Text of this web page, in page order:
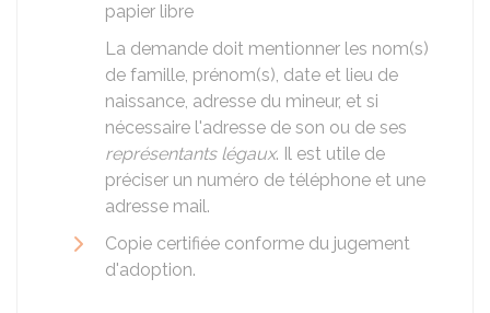
papier libre
La demande doit mentionner les nom(s)
de famille, prénom(s), date et lieu de
naissance, adresse du mineur, et si
nécessaire l'adresse de son ou de ses
représentants légaux. Il est utile de
préciser un numéro de téléphone et une
adresse mail.
Copie certifiée conforme du jugement
d'adoption.